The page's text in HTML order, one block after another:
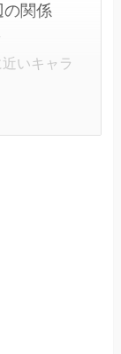
関係
いキャラ